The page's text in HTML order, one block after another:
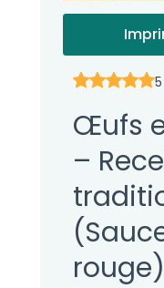
Œufs
–
rouge)